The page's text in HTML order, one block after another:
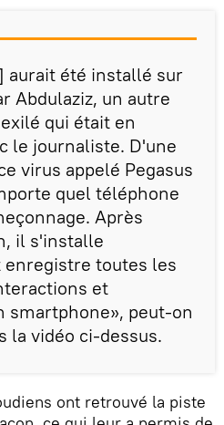
été installé sur
Abdulaziz, un autre
qui était en
le journaliste. D'une
virus appelé Pegasus
quel téléphone
Après
il s'installe
toutes les
et
smartphone», peut-on
la vidéo ci-dessus.
ont retrouvé la piste